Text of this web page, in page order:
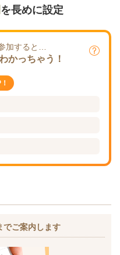
を長めに設定
加すると…
かっちゃう！
ご案内します